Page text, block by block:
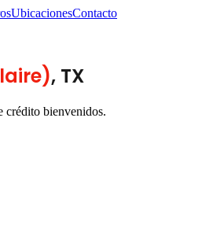
UbicacionesContacto
, TX
crédito bienvenidos.